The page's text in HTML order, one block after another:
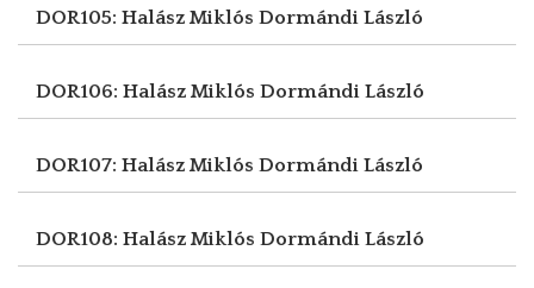
DOR105: Halász Miklós Dormándi László
DOR106: Halász Miklós Dormándi László
DOR107: Halász Miklós Dormándi László
DOR108: Halász Miklós Dormándi László